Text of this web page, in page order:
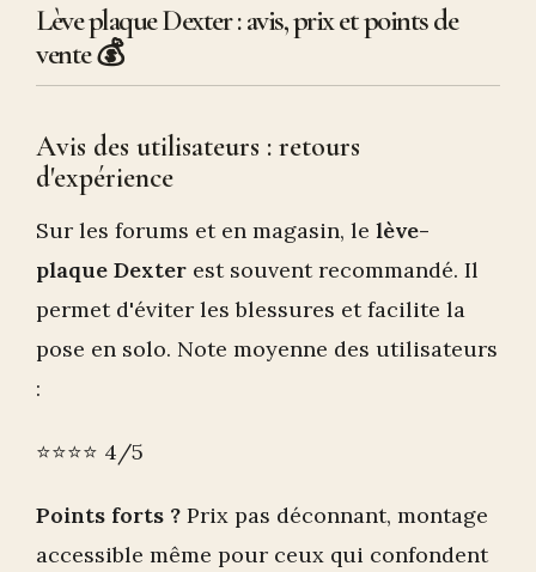
Lève plaque Dexter : avis, prix et points de
vente 💰
Avis des utilisateurs : retours
d'expérience
Sur les forums et en magasin, le lève-
plaque Dexter est souvent recommandé. Il
permet d'éviter les blessures et facilite la
pose en solo. Note moyenne des utilisateurs
:
⭐⭐⭐⭐ 4/5
Points forts ? Prix pas déconnant, montage
accessible même pour ceux qui confondent